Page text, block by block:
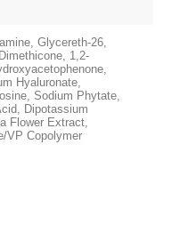
Glycereth-26,
1,2-
Hyaluronate,
Sodium Phytate,
Dipotassium
Flower Extract,
VP Copolymer